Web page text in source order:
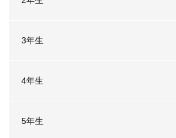
3年生
4年生
5年生